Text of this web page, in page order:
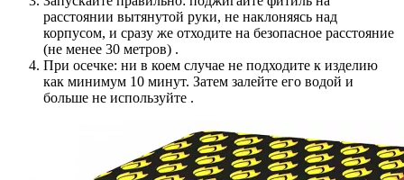
расстоянии вытянутой руки, не наклоняясь над
корпусом, и сразу же отходите на безопасное расстояние
(не менее 30 метров) .
При осечке: ни в коем случае не подходите к изделию
как минимум 10 минут. Затем залейте его водой и
больше не используйте .